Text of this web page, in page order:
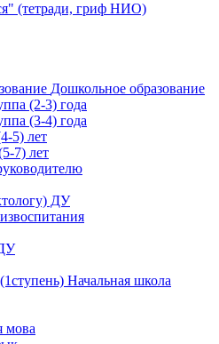
(тетради, гриф НИО)
Дошкольное образование
(2-3) года
(3-4) года
5) лет
7) лет
ДУ
Начальная школа
мова